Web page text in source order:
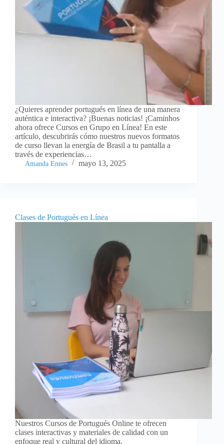
¿Quieres aprender portugués en línea de una manera
auténtica e interactiva? ¡Buenas noticias! ¡Caminhos
ahora ofrece Cursos en Grupo en Línea! En este
artículo, descubrirás cómo nuestros nuevos formatos
de curso llevan la energía de Brasil a tu pantalla a
través de experiencias…
Amanda Ennes mayo 13, 2025
Clases de Portugués en Línea
Nuestros Cursos de Portugués Online te ofrecen
clases interactivas y materiales de calidad con un
enfoque real y cultural del idioma.